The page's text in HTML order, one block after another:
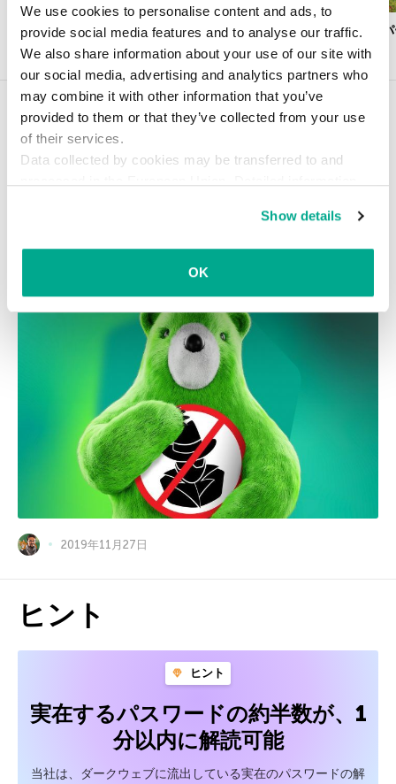
We use cookies to personalise content and ads, to
provide social media features and to analyse our traffic.
We also share information about your use of our site with
our social media, advertising and analytics partners who
may combine it with other information that you’ve
provided to them or that they’ve collected from your use
of their services.
Data collected by cookies may be transferred to and
Show details
OK
カスペルスキー AIテクノロジーリサーチセ
ンター：概要と活動内容
Kasperskyエキス
こちらの記事もどうぞ
ストーカーウェアの問題、そして解
ストーカーウェアが、標的となった人だけでなくセキュリティ企
めの取り組みとは。
2019年11月27日
ヒント
ヒント
実在するパスワードの約半数が、1
分以内に解読可能
当社は、ダークウェブに流出している実在のパスワードの解